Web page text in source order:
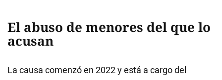
El abuso de menores del que lo
acusan
La causa comenzó en 2022 y está a cargo del